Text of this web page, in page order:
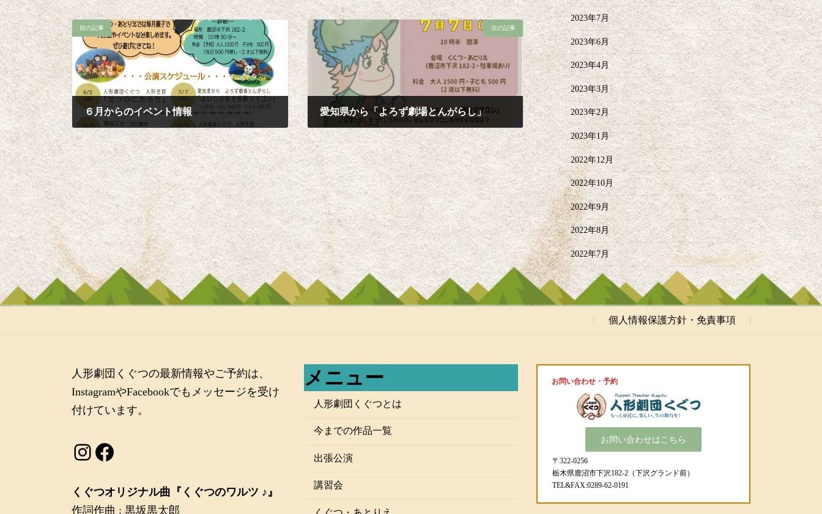
前の記事
６月からのイベント情報
2024年5月7日
次の記事
愛知県から「よろず劇場とんがらし」
2024年6月16日
2023年7月
2023年6月
2023年4月
2023年3月
2023年2月
2023年1月
2022年12月
2022年10月
2022年9月
2022年8月
2022年7月
個人情報保護方針・免責事項
人形劇団くぐつの最新情報やご予約は、
InstagramやFacebookでもメッセージを受け
付けています。
Instagram
Facebook
くぐつオリジナル曲『くぐつのワルツ ♪』
作詞作曲 : 黒坂黒太郎
メニュー
人形劇団くぐつとは
今までの作品一覧
出張公演
講習会
お問い合わせ・予約
お問い合わせはこちら
〒322-0256
栃木県鹿沼市下沢182-2（下沢グランド前）
TEL&FAX:0289-62-0191